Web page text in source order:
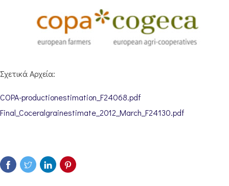
Σχετικά Αρχεία:
COPA-productionestimation_F24068.pdf
Final_Coceralgrainestimate_2012_March_F24130.pdf